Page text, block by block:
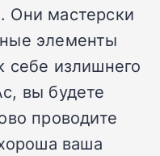
Они мастерски
элементы
себе излишнего
вы будете
проводите
ваша